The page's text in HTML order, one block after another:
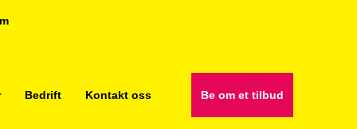
Bedrift Kontakt oss Be om et tilbud